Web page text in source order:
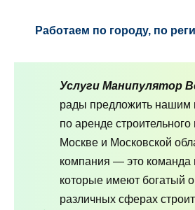
Работаем по городу, по
Услуги Манипулятор
рады предложить нашим
по аренде
Москве и Московской
компания — это команда
которые имеют богатый
различных сферах